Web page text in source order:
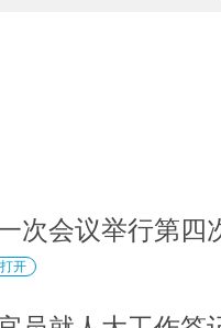
次会议举行第四
开